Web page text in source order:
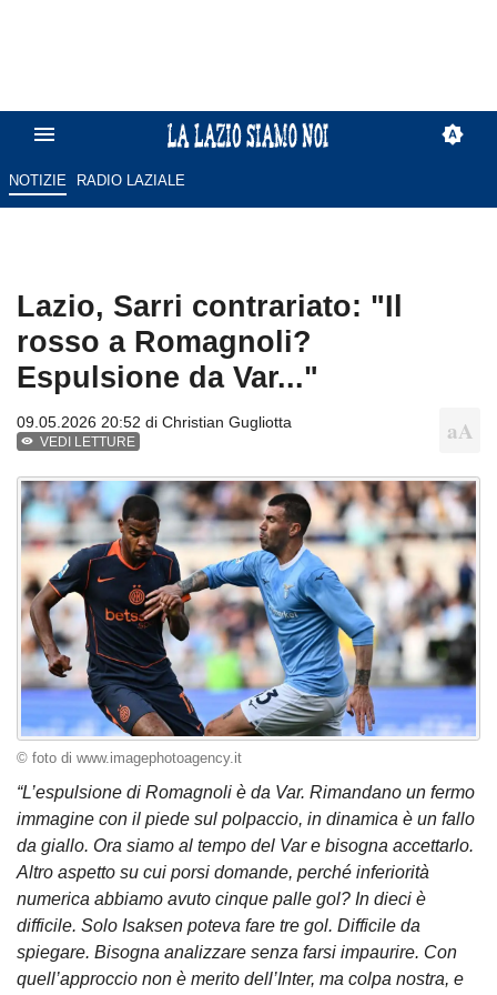
NOTIZIE RADIO LAZIALE
Lazio, Sarri contrariato: "Il
rosso a Romagnoli?
Espulsione da Var..."
09.05.2026 20:52 di Christian Gugliotta
VEDI LETTURE
© foto di www.imagephotoagency.it
“L’espulsione di Romagnoli è da Var. Rimandano un fermo
immagine con il piede sul polpaccio, in dinamica è un fallo
da giallo. Ora siamo al tempo del Var e bisogna accettarlo.
Altro aspetto su cui porsi domande, perché inferiorità
numerica abbiamo avuto cinque palle gol? In dieci è
difficile. Solo Isaksen poteva fare tre gol. Difficile da
spiegare. Bisogna analizzare senza farsi impaurire. Con
quell’approccio non è merito dell’Inter, ma colpa nostra, e